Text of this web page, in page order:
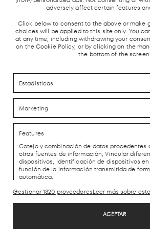
adversely affect certain features
Click below to consent to the above or make
choices will be applied to this site only. You
at any time, including withdrawing your
on the Cookie Policy, or by clicking on the
the bottom of the screen.
Estadísticas
Marketing
Features
Cotejo y combinación de datos procedentes
otras fuentes de información, Vincular
dispositivos, Identificación de dispositivos en
función de la información transmitida de
automática.
Utilizar datos de localización geográfica
dispositivos en función de la información
Gestionar 1320 proveedoresLeer más sobre
ACEPTAR
CÓMO LLEGAR
CÓMO LLEGAR
CONTACTO
CONTACTO
LAB theCLUB
Aviso Legal
Política de Privacidad